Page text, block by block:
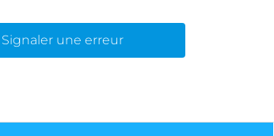
Signaler une erreur